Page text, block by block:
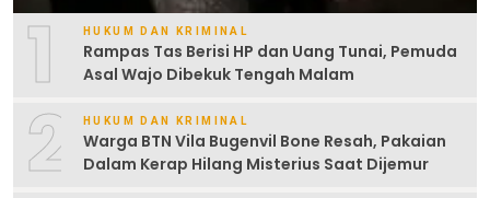
1 HUKUM DAN KRIMINAL
Rampas Tas Berisi HP dan Uang Tunai, Pemuda
Asal Wajo Dibekuk Tengah Malam
2 HUKUM DAN KRIMINAL
Warga BTN Vila Bugenvil Bone Resah, Pakaian
Dalam Kerap Hilang Misterius Saat Dijemur